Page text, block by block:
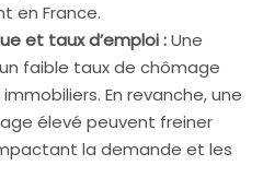
en France.
et taux d’emploi :Une
faible taux de chômage
En revanche, une
élevé peuvent freiner
la demande et les